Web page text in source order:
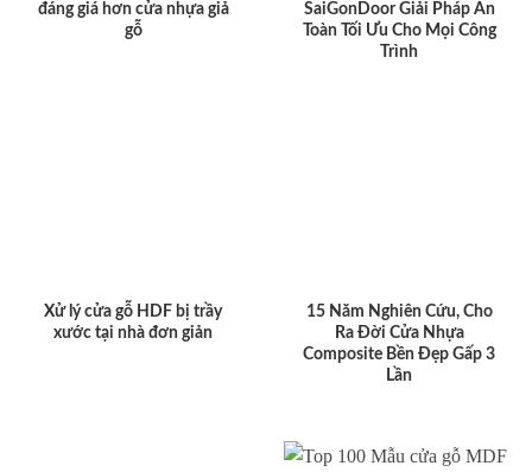
đáng giá hơn cửa nhựa giả
gỗ
SaiGonDoor Giải Pháp An
Toàn Tối Ưu Cho Mọi Công
Trình
Xử lý cửa gỗ HDF bị trầy
xước tại nhà đơn giản
15 Năm Nghiên Cứu, Cho
Ra Đời Cửa Nhựa
Composite Bền Đẹp Gấp 3
Lần